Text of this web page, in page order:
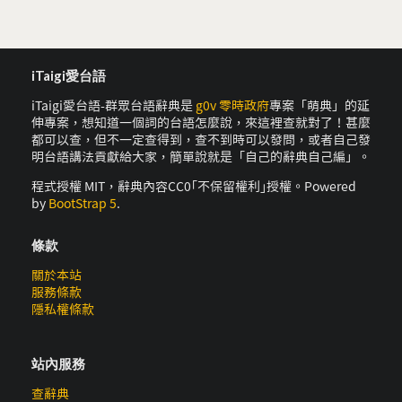
iTaigi愛台語
iTaigi愛台語-群眾台語辭典是 g0v 零時政府專案「萌典」的延
伸專案，想知道一個詞的台語怎麼說，來這裡查就對了！甚麼
都可以查，但不一定查得到，查不到時可以發問，或者自己發
明台語講法貢獻給大家，簡單說就是「自己的辭典自己編」。
程式授權 MIT，辭典內容CC0｢不保留權利｣授權。Powered
by BootStrap 5.
條款
關於本站
服務條款
隱私權條款
站內服務
查辭典